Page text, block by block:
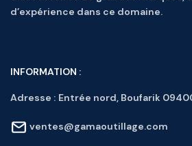
d’expérience dans ce domaine.
INFORMATION :
Adresse : Entrée nord, Boufarik
ventes@gamaoutillage.com